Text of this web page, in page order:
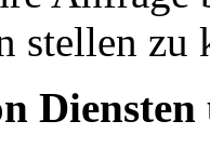
stellen zu